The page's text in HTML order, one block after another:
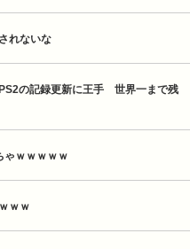
れないな
の記録更新に王手　世界一まで残
ゃｗｗｗｗｗ
ｗｗ